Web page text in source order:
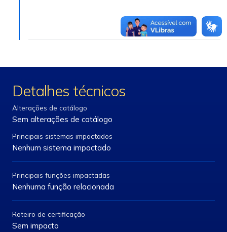
Detalhes técnicos
Alterações de catálogo
Sem alterações de catálogo
Principais sistemas impactados
Nenhum sistema impactado
Principais funções impactadas
Nenhuma função relacionada
Roteiro de certificação
Sem impacto